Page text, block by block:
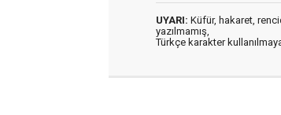
UYARI: Küfür, hakaret,
yazılmamış,
Türkçe karakter